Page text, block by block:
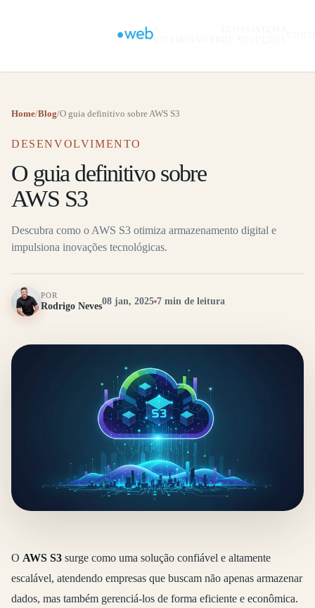
Home/Blog/O guia definitivo sobre AWS S3
DESENVOLVIMENTO
O guia definitivo sobre
AWS S3
Descubra como o AWS S3 otimiza armazenamento digital e
impulsiona inovações tecnológicas.
POR
Rodrigo Neves08 jan, 2025 7 min de leitura
O AWS S3 surge como uma solução confiável e altamente
escalável, atendendo empresas que buscam não apenas armazenar
dados, mas também gerenciá-los de forma eficiente e econômica.